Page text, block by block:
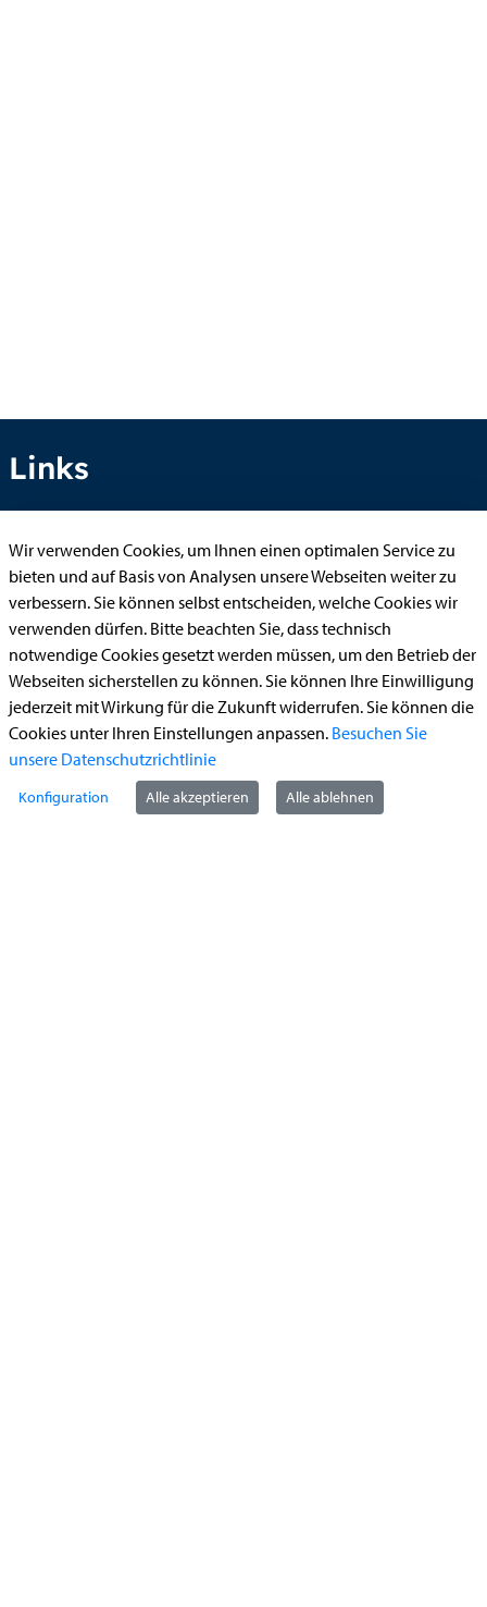
Links
Anhörung online
Aufenthaltserlaubnis
Bauantrag
Begleitetes Fahren ab 17 (Erstantrag)
Führerschein (Umtausch)
Reiterplakette (Verlängerungsantrag online)
Ummeldung zugelassenes Fahrzeug
Wir verwenden Cookies, um Ihnen einen optimalen Service zu
bieten und auf Basis von Analysen unsere Webseiten weiter zu
verbessern. Sie können selbst entscheiden, welche Cookies wir
verwenden dürfen. Bitte beachten Sie, dass technisch
notwendige Cookies gesetzt werden müssen, um den Betrieb der
Webseiten sicherstellen zu können. Sie können Ihre Einwilligung
jederzeit mit Wirkung für die Zukunft widerrufen. Sie können die
Cookies unter Ihren Einstellungen anpassen. Besuchen Sie
unsere Datenschutzrichtlinie
Konfiguration Alle akzeptieren Alle ablehnen